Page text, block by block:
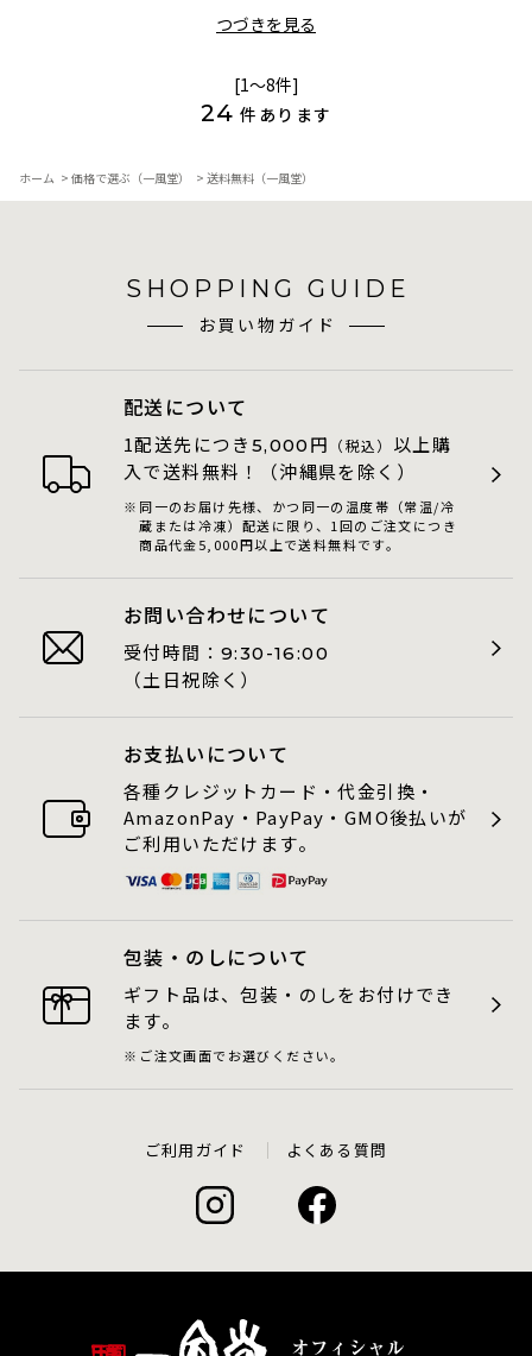
つづきを見る
[1～8件]
24 件あります
ホーム > 価格で選ぶ（一風堂） > 送料無料（一風堂）
SHOPPING GUIDE
お買い物ガイド
配送について
1配送先につき 5,000 円 （税込） 以上購
入で送料無料！（沖縄県を除く）
同一のお届け先様、かつ同一の温度帯（常温/冷
蔵または冷凍）配送に限り、1回のご注文につき
商品代金5,000円以上で送料無料です。
お問い合わせについて
受付時間： 9:30-16:00
（土日祝除く）
お支払いについて
各種クレジットカード・代金引換・
AmazonPay・PayPay・GMO後払いが
ご利用いただけます。
包装・のしについて
ギフト品は、包装・のしをお付けでき
ます。
ご注文画面でお選びください。
ご利用ガイド よくある質問